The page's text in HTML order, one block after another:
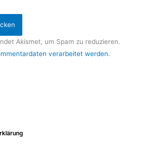
Akismet, um Spam zu reduzieren.
verarbeitet werden.